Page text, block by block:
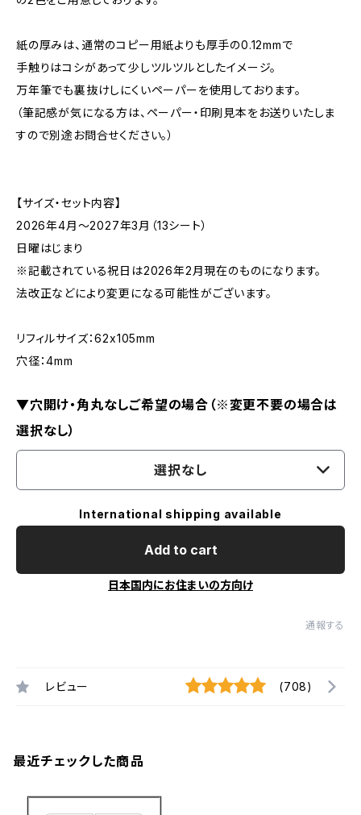
紙の厚みは、通常のコピー用紙よりも厚手の0.12mmで
手触りはコシがあって少しツルツルとしたイメージ。
万年筆でも裏抜けしにくいペーパーを使用しております。
（筆記感が気になる方は、ペーパー・印刷見本をお送りいたしま
すので別途お問合せください。）
【サイズ・セット内容】
2026年4月〜2027年3月（13シート）
日曜はじまり
※記載されている祝日は2026年2月現在のものになります。
法改正などにより変更になる可能性がございます。
リフィルサイズ：62x105mm
穴径：4mm
▼穴開け・角丸なしご希望の場合（※変更不要の場合は
選択なし）
選択なし
International shipping available
Add to cart
日本国内にお住まいの方向け
通報する
レビュー (708)
最近チェックした商品